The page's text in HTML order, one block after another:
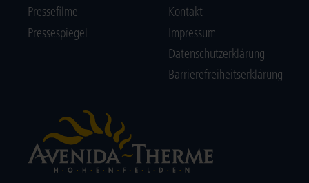
Pressefilme
Pressespiegel
Kontakt
Impressum
Datenschutzerklärung
Barrierefreiheitserklärung